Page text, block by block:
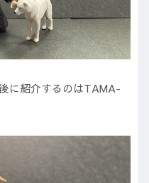
に紹介するのはTAMA-